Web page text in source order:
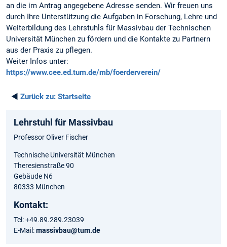
an die im Antrag angegebene Adresse senden. Wir freuen uns
durch Ihre Unterstützung die Aufgaben in Forschung, Lehre und
Weiterbildung des Lehrstuhls für Massivbau der Technischen
Universität München zu fördern und die Kontakte zu Partnern
aus der Praxis zu pflegen.
Weiter Infos unter:
https://www.cee.ed.tum.de/mb/foerderverein/
◄ Zurück zu: Startseite
Lehrstuhl für Massivbau
Professor Oliver Fischer
Technische Universität München
Theresienstraße 90
Gebäude N6
80333 München
Kontakt:
Tel: +49.89.289.23039
E-Mail:massivbau@tum.de